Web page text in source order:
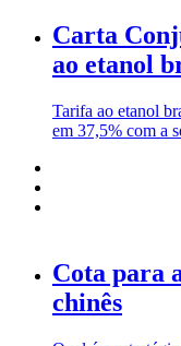
Carta
ao etanol
Tarifa ao etanol
em 37,5% com a
Cota para
chinês